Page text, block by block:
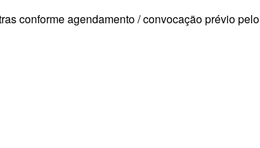
conforme agendamento / convocação prévio